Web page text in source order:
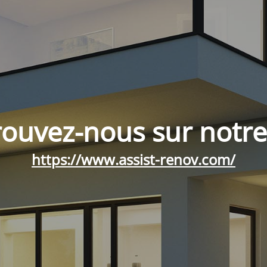
nous sur
https://www.assist-renov.com/